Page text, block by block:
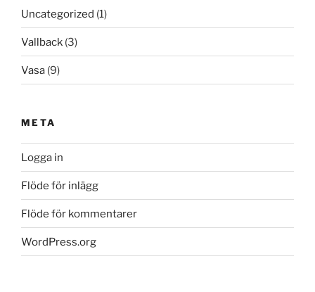
Uncategorized (1)
Vallback (3)
Vasa (9)
META
Logga in
Flöde för inlägg
Flöde för kommentarer
WordPress.org